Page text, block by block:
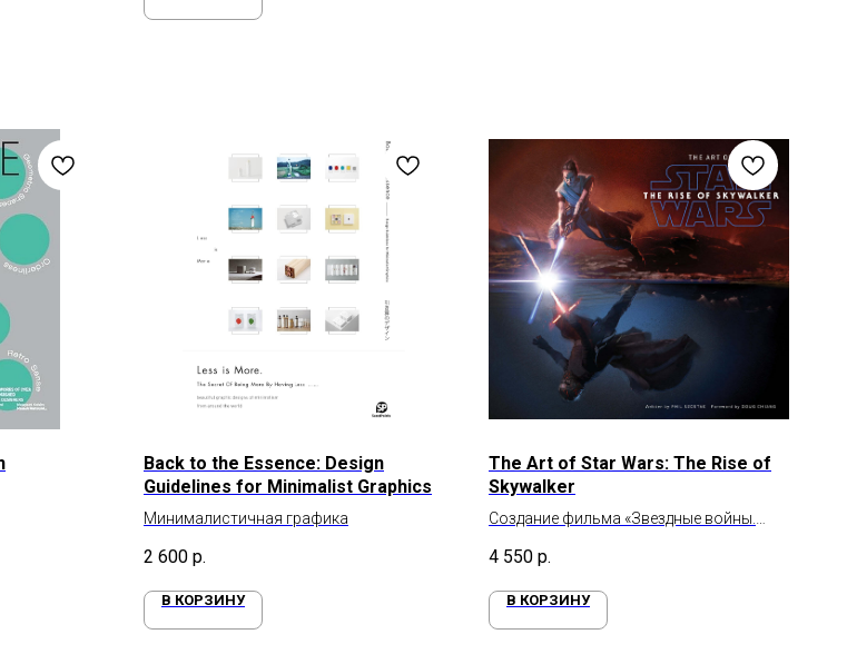
Back to the Essence: Design
Guidelines for Minimalist Graphics
Минималистичная графика
2 600 р.
В КОРЗИНУ
The Art of Star Wars: The Rise of
Skywalker
Создание фильма «Звездные войны.
4 550 р.
В КОРЗИНУ